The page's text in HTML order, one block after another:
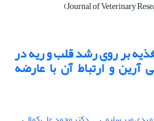
بر روی رشد قلب و ریه در
و ارتباط آن با عارضه